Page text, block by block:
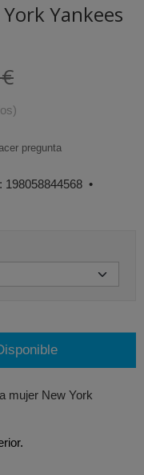
Yankees
pregunta
: 198058844568 •
mujer New York